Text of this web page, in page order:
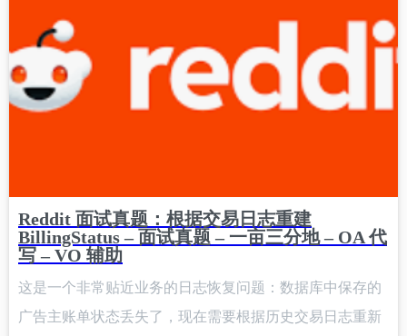
Reddit 面试真题：根据交易日志重建
BillingStatus – 面试真题 – 一亩三分地 – OA 代
写 – VO 辅助
这是一个非常贴近业务的日志恢复问题：数据库中保存的
广告主账单状态丢失了，现在需要根据历史交易日志重新